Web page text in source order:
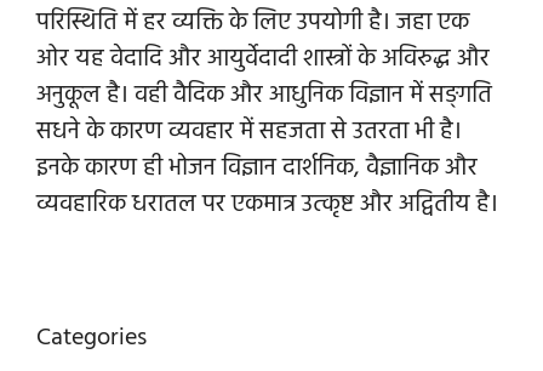
परिस्थिति में हर व्यक्ति के लिए उपयोगी है। जहा एक
ओर यह वेदादि और आयुर्वेदादी शास्त्रों के अविरुद्ध और
अनुकूल है। वही वैदिक और आधुनिक विज्ञान में सङ्गति
सधने के कारण व्यवहार में सहजता से उतरता भी है।
इनके कारण ही भोजन विज्ञान दार्शनिक, वैज्ञानिक और
व्यवहारिक धरातल पर एकमात्र उत्कृष्ट और अद्वितीय है।
Categories